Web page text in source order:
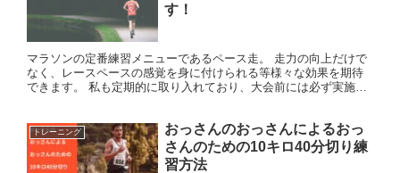
す！
マラソンの定番練習メニューであるペース走。 走力の向上だけで
なく、レースペースの感覚を身に付けられる等様々な効果を期待
できます。 私も定期的に取り入れており、大会前には必ず実施。
トレーニング
おっさんのおっさんによるおっ
さんのための10キロ40分切り練
習方法